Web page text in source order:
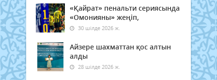
«Қайрат» пенальти сериясында
«Омонияны» жеңіп,
30 шілде 2026 ж.
Айзере шахматтан қос алтын
алды
28 шілде 2026 ж.